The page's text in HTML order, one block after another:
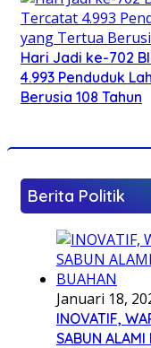
Hari Jadi ke-702
4.993 Penduduk
Berusia 108 Tahun
Berita Politik
Januari 18,
INOVATIF,
SABUN ALAMI